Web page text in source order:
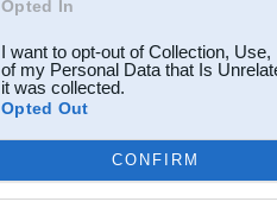
Opted In
I want to opt-out of Collection,
of my Personal Data that Is
it was collected.
Opted Out
CONFIRM